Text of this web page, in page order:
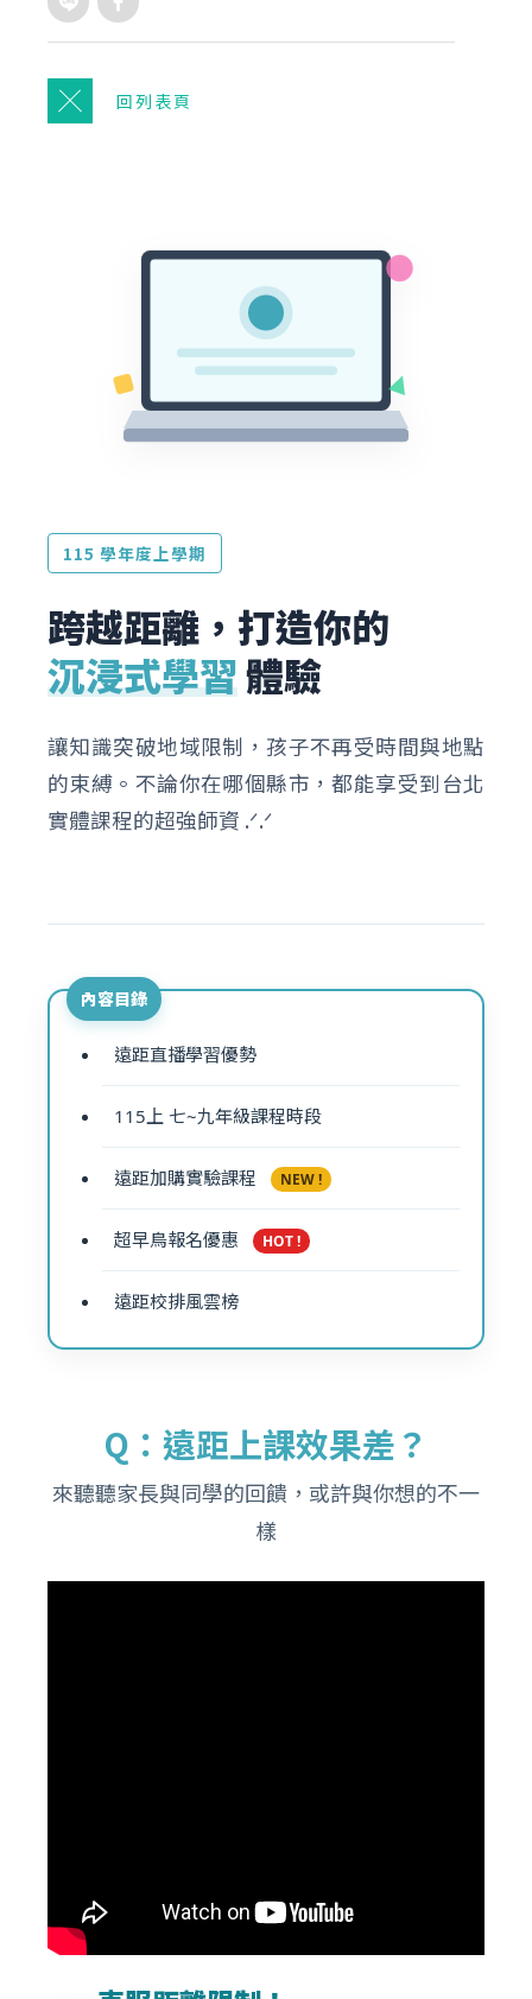
回列表頁
115 學年度上學期
跨越距離，打造你的
沉浸式學習體驗
讓知識突破地域限制，孩子不再受時間與地點
的束縛。不論你在哪個縣市，都能享受到台北
實體課程的超強師資 .ᐟ‪‪.ᐟ
內容目錄
遠距直播學習優勢
115上 七~九年級課程時段
遠距加購實驗課程 NEW !
超早鳥報名優惠 HOT !
遠距校排風雲榜
Q：遠距上課效果差？
來聽聽家長與同學的回饋，或許與你想的不一
樣